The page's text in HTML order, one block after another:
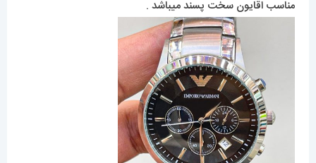
مناسب اقایون سخت پسند میباشد .